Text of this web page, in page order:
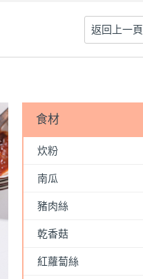
返回上一頁
食材
炊粉
南瓜
豬肉絲
乾香菇
紅蘿蔔絲